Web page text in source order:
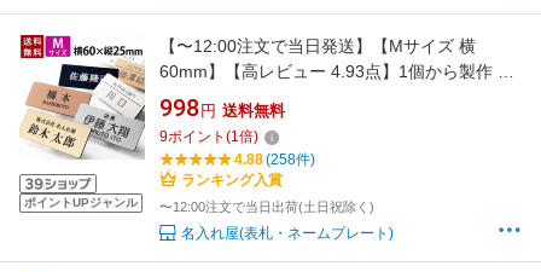
ポイントUPジャンル
【〜12:00注文で当日発送】【Mサイズ 横
60mm】【高レビュー 4.93点】1個から製作 作
成 名札 ネームプレート ネームタグ ホテル 会社
学校 病院 オフィス クリニック お店 アクリル
刻印 名前 オーダー 名入れ クリップ ピン シル
バー ゴールド ステンレス 木目
998 円 送料無料
9ポイント (1倍)
4.88(258件)
ランキング入賞
〜12:00注文で当日出荷(土日祝除く)
名入れ屋(表札・ネームプレート)